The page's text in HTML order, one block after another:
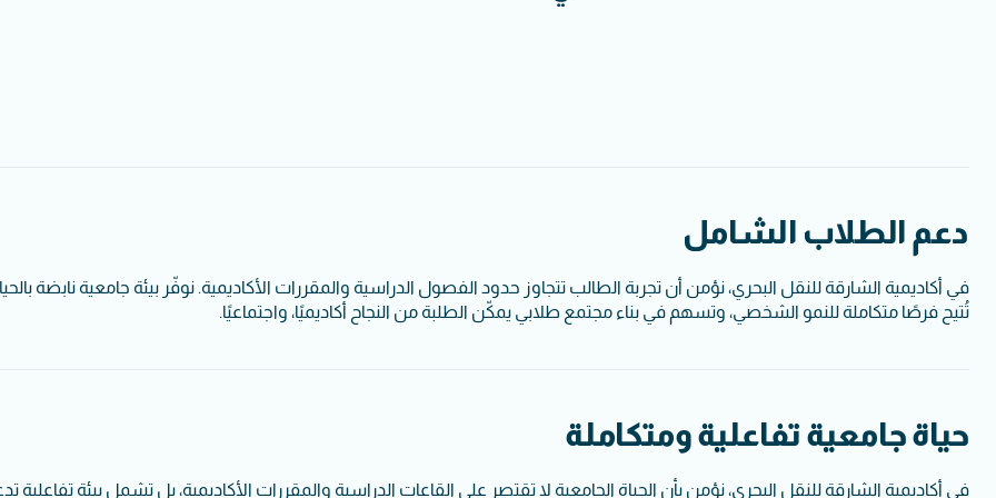
دعم الطلاب الشامل
في أكاديمية الشارقة للنقل البحري، نؤمن أن تجربة الطالب تتجاوز حدود الفصول الدراسية والمقررات الأكاديمية. نوفّر بيئة جامعية نابضة
تُتيح فرصًا متكاملة للنمو الشخصي، وتسهم في بناء مجتمع طلابي يمكّن الطلبة من النجاح أكاديميًا، واجتماعيًا.
حياة جامعية تفاعلية ومتكاملة
في أكاديمية الشارقة للنقل البحري، نؤمن بأن الحياة الجامعية لا تقتصر على القاعات الدراسية والمقررات الأكاديمية، بل تشمل بيئة تفاعلية